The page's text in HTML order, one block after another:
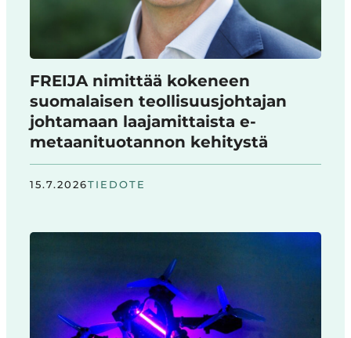
FREIJA nimittää kokeneen
suomalaisen teollisuusjohtajan
johtamaan laajamittaista e-
metaanituotannon kehitystä
15.7.2026TIEDOTE